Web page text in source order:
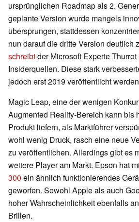
ursprünglichen Roadmap als 2.
geplante Version wurde mangels
übersprungen, stattdessen
nun darauf die dritte Version deutlich
schreibtder Microsoft Experte
Insiderquellen. Diese stark
jedoch erst 2019 veröffentlicht
Magic Leap, eine der wenigen
Augmented Reality-Bereich kann bis
Produkt liefern, als Marktführer
wohl wenig Druck, rasch eine neue
zu veröffentlichen. Allerdings gibt es
weitere Player am Markt. Epson hat
300 ein ähnlich funktionierendes
geworfen. Sowohl Apple als auch
hoher Wahrscheinlichkeit ebenfalls
Brillen.